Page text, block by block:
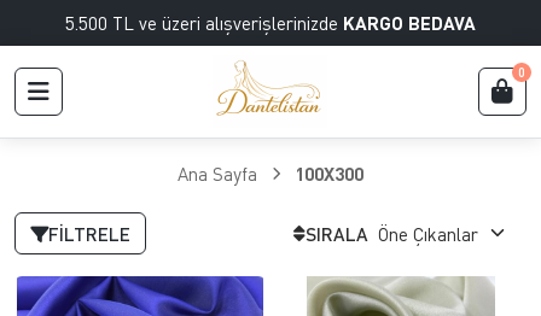
5.500 TL ve üzeri alışverişlerinizde KARGO BEDAVA
0
Ana Sayfa 100X300
FILTRELE SIRALA